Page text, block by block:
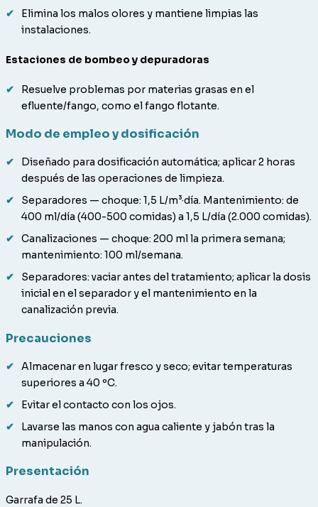
Elimina los malos olores y mantiene limpias las
instalaciones.
Estaciones de bombeo y depuradoras
Resuelve problemas por materias grasas en el
efluente/fango, como el fango flotante.
Modo de empleo y dosificación
Diseñado para dosificación automática; aplicar 2 horas
después de las operaciones de limpieza.
Separadores — choque: 1,5 L/m³·día. Mantenimiento: de
400 ml/día (400-500 comidas) a 1,5 L/día (2.000 comidas).
Canalizaciones — choque: 200 ml la primera semana;
mantenimiento: 100 ml/semana.
Separadores: vaciar antes del tratamiento; aplicar la dosis
inicial en el separador y el mantenimiento en la
canalización previa.
Precauciones
Almacenar en lugar fresco y seco; evitar temperaturas
superiores a 40 ºC.
Evitar el contacto con los ojos.
Lavarse las manos con agua caliente y jabón tras la
manipulación.
Presentación
Garrafa de 25 L.